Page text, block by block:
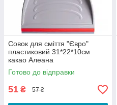
Совок для сміття "Євро"
пластиковий 31*22*10см
какао Алеана
Готово до відправки
51 ₴ 57 ₴